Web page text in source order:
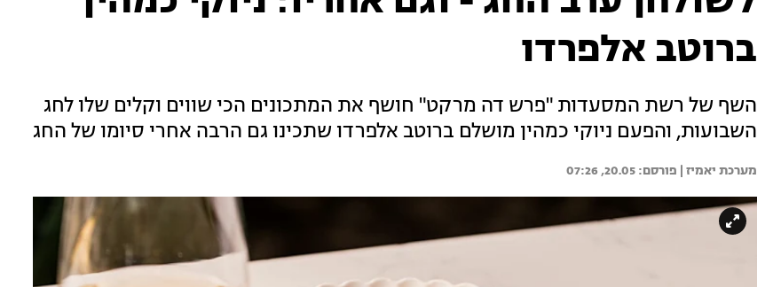
ברוטב אלפרדו
השף של רשת המסעדות "פרש דה מרקט" חושף את המתכונים הכי שווים וקלים שלו לחג
השבועות, והפעם ניוקי כמהין מושלם ברוטב אלפרדו שתכינו גם הרבה אחרי סיומו של החג
מערכת יאמיז | 20.05, 07:26